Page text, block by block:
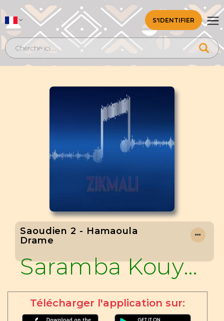
S'IDENTIFIER
Saoudien 2 - Hamaoula
Drame
Saramba Kouyaté
Télécharger l'application sur: